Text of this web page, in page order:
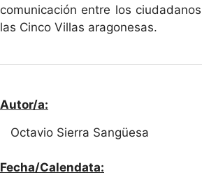
comunicación entre los
las Cinco Villas aragonesas.
Autor/a:
Octavio Sierra Sangüesa
Fecha/Calendata: